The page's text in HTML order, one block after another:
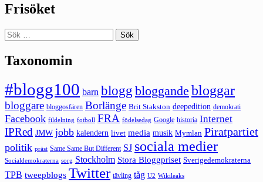
Frisöket
Sök
efter:
Taxonomin
#blogg100 barn blogg bloggande bloggar
bloggare bloggosfären Borlänge Brit Stakston deepedition demokrati
Facebook fildelning fotboll FRA födelsedag Google historia Internet
IPRed JMW jobb kalendern livet media musik Mymlan Piratpartiet
politik präst Same Same But Different SJ sociala medier
Socialdemokraterna sorg Stockholm Stora Bloggpriset Sverigedemokraterna
TPB tweepblogs Twitter tävling tåg U2 Wikileaks